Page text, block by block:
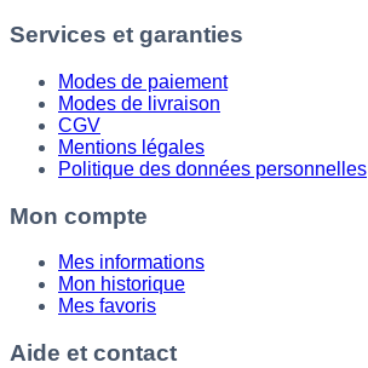
Services et garanties
Modes de paiement
Modes de livraison
CGV
Mentions légales
Politique des données personnelles
Mon compte
Mes informations
Mon historique
Mes favoris
Aide et contact